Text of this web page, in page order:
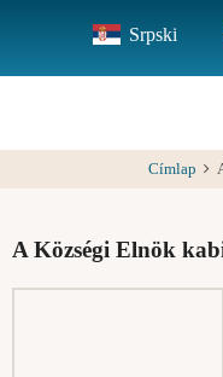
tartalomra
Srpski
Címlap
A Községi Elnök